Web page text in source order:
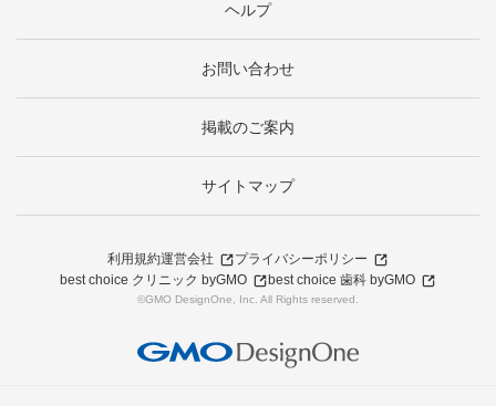
ヘルプ
お問い合わせ
掲載のご案内
サイトマップ
利用規約運営会社
プライバシーポリシー
best choice クリニック byGMO
best choice 歯科 byGMO
©GMO DesignOne, Inc. All Rights reserved.